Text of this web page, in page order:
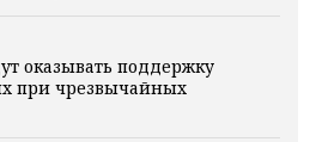
оказывать поддержку
при чрезвычайных